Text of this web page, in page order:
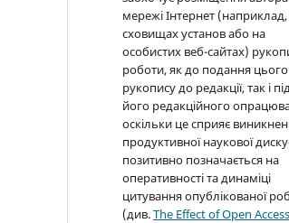
мережі Інтернет
сховищах установ або на
особистих веб-сайтах)
роботи, як до подання цього
рукопису до редакції, так і
його редакційного
оскільки це сприяє
продуктивної наукової
позитивно позначається на
оперативності та динаміці
цитування опублікованої
(див.The Effect of Open Access